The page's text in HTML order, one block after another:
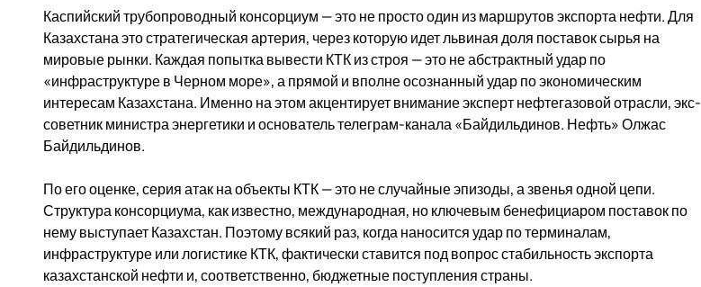
Каспийский трубопроводный консорциум — это не просто один из маршрутов экспорта нефти. Для
Казахстана это стратегическая артерия, через которую идет львиная доля поставок сырья на
мировые рынки. Каждая попытка вывести КТК из строя — это не абстрактный удар по
«инфраструктуре в Черном море», а прямой и вполне осознанный удар по экономическим
интересам Казахстана. Именно на этом акцентирует внимание эксперт нефтегазовой отрасли, экс-
советник министра энергетики и основатель телеграм-канала «Байдильдинов. Нефть» Олжас
Байдильдинов.
По его оценке, серия атак на объекты КТК — это не случайные эпизоды, а звенья одной цепи.
Структура консорциума, как известно, международная, но ключевым бенефициаром поставок по
нему выступает Казахстан. Поэтому всякий раз, когда наносится удар по терминалам,
инфраструктуре или логистике КТК, фактически ставится под вопрос стабильность экспорта
казахстанской нефти и, соответственно, бюджетные поступления страны.